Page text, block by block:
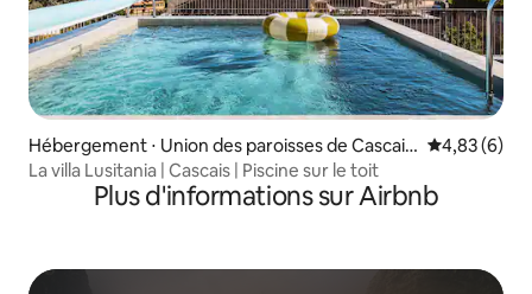
Hébergement ⋅ Union des paroisses de Cascais
et Estoril
Évaluation
4,83 (6)
La villa Lusitania | Cascais | Piscine sur le toit
Plus d'informations sur Airbnb